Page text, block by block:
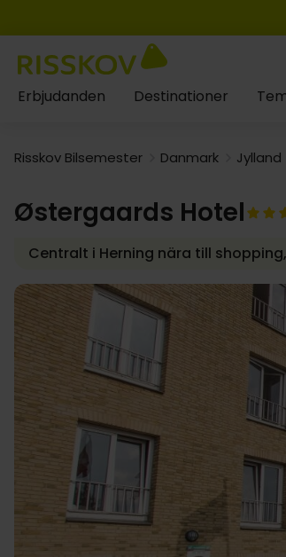
Erbjudanden Destinationer
Risskov Bilsemester Danmark Jylland
Østergaards Hotel
Centralt i Herning nära till